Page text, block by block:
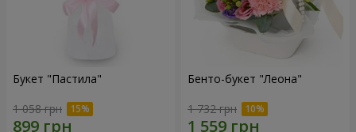
Букет "Пастила"
1 058 грн
Бенто-букет "Леона"
1 732 грн